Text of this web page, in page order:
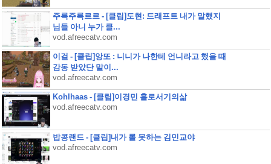
주륵주륵르르 - [클립]도현: 드래프트 내가 말했지
님들 아니 누가 클...
vod.afreecatv.com
이걸 - [클립]앙또 : 니니가 나한테 언니라고 했을 때
감동 받았단 말이...
vod.afreecatv.com
Kohlhaas - [클립]이경민 홀로서기의삶
vod.afreecatv.com
밥콩랜드 - [클립]내가 롤 못하는 김민교야
vod.afreecatv.com